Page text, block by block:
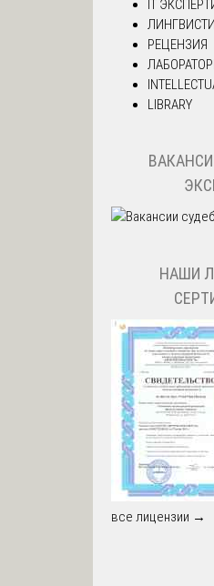
IT
РЕЦЕНЗИЯ
LIBRARY
НАШИ
все лицензии →